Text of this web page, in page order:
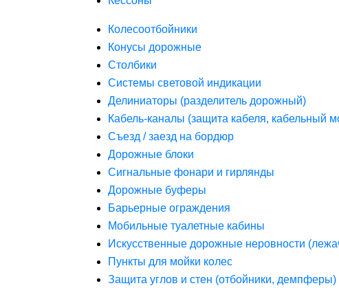
Колесоотбойники
Конусы дорожные
Столбики
Системы световой индикации
Делиниаторы (разделитель дорожный)
Кабель-каналы (защита кабеля, кабельный
Съезд / заезд на бордюр
Дорожные блоки
Сигнальные фонари и гирлянды
Дорожные буферы
Барьерные ограждения
Мобильные туалетные кабины
Искусственные дорожные неровности
Пункты для мойки колес
Защита углов и стен (отбойники, демпферы)